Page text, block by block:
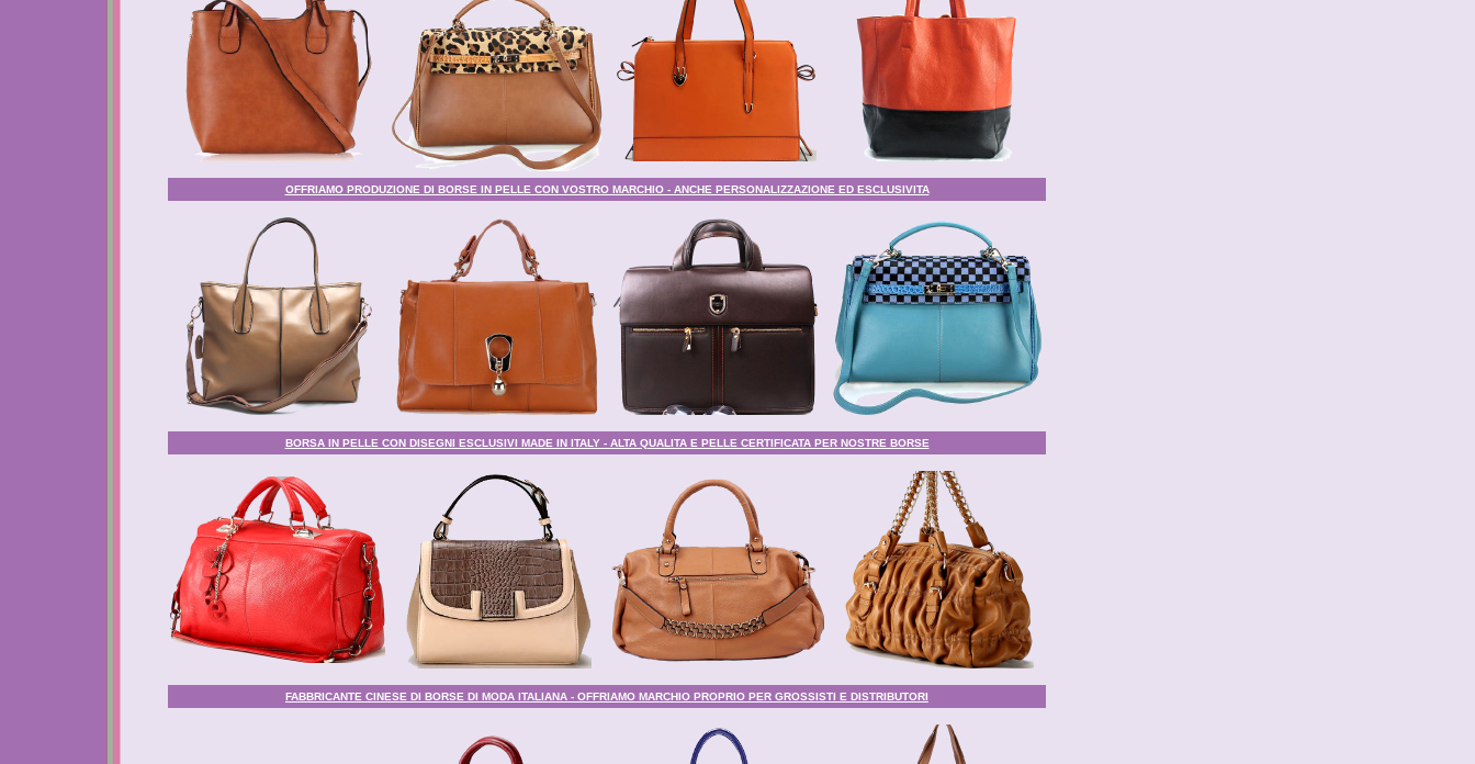
OFFRIAMO PRODUZIONE DI BORSE IN PELLE CON VOSTRO MARCHIO - ANCHE PERSONALIZZAZIONE ED ESCLUSIVITA
BORSA IN PELLE CON DISEGNI ESCLUSIVI MADE IN ITALY - ALTA QUALITA E PELLE CERTIFICATA PER NOSTRE BORSE
FABBRICANTE CINESE DI BORSE DI MODA ITALIANA - OFFRIAMO MARCHIO PROPRIO PER GROSSISTI E DISTRIBUTORI